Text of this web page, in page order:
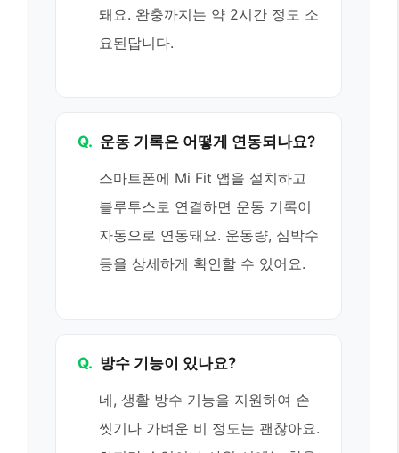
돼요. 완충까지는 약 2시간 정도 소
요된답니다.
Q. 운동 기록은 어떻게 연동되나요?
스마트폰에 Mi Fit 앱을 설치하고
블루투스로 연결하면 운동 기록이
자동으로 연동돼요. 운동량, 심박수
등을 상세하게 확인할 수 있어요.
Q. 방수 기능이 있나요?
네, 생활 방수 기능을 지원하여 손
씻기나 가벼운 비 정도는 괜찮아요.